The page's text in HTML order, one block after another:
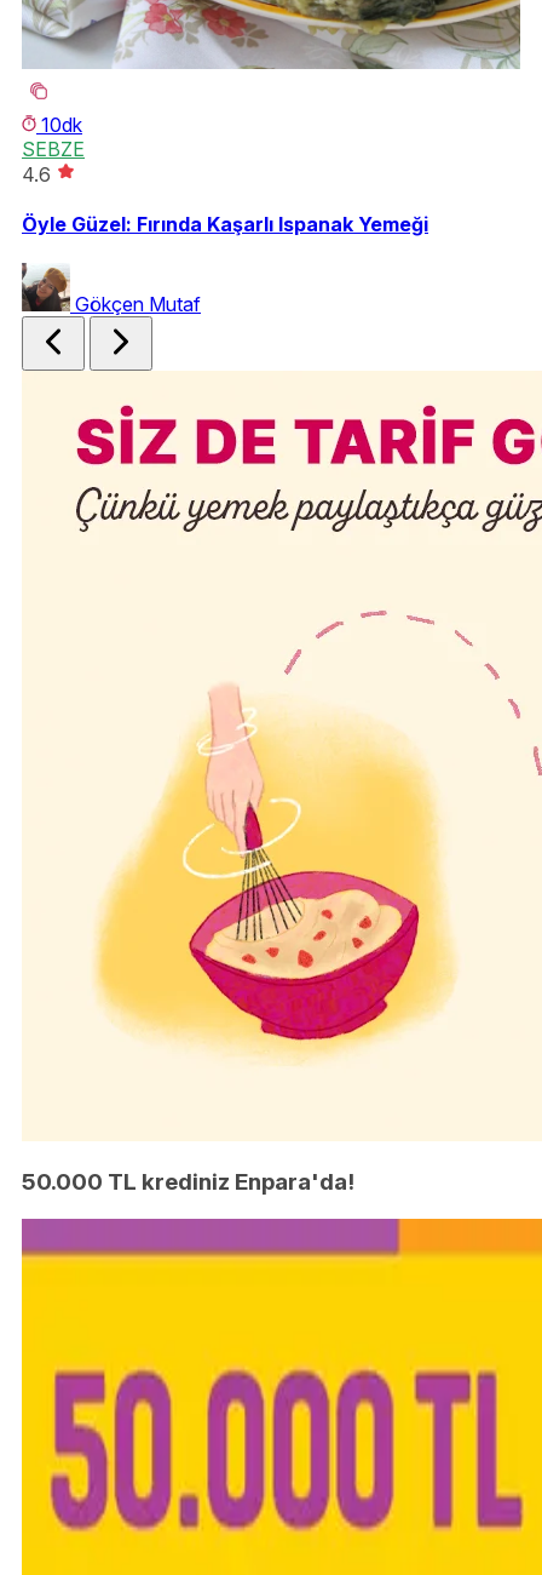
10dk
SEBZE
4.6
Öyle Güzel: Fırında Kaşarlı Ispanak Yemeği
Gökçen Mutaf
50.000 TL krediniz Enpara'da!